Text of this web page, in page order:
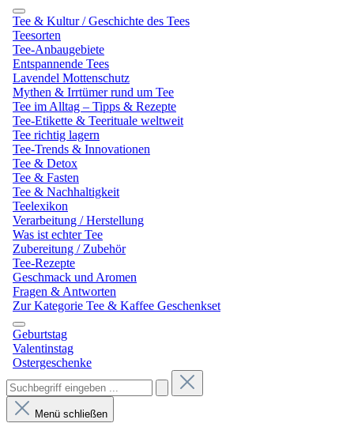
Tee & Kultur / Geschichte des Tees
Teesorten
Tee-Anbaugebiete
Entspannende Tees
Lavendel Mottenschutz
Mythen & Irrtümer rund um Tee
Tee im Alltag – Tipps & Rezepte
Tee-Etikette & Teerituale weltweit
Tee richtig lagern
Tee-Trends & Innovationen
Tee & Detox
Tee & Fasten
Tee & Nachhaltigkeit
Teelexikon
Verarbeitung / Herstellung
Was ist echter Tee
Zubereitung / Zubehör
Tee-Rezepte
Geschmack und Aromen
Fragen & Antworten
Zur Kategorie Tee & Kaffee Geschenkset
Geburtstag
Valentinstag
Ostergeschenke
Menü schließen